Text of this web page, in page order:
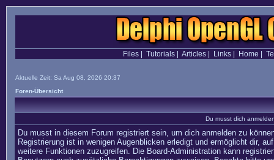
Files| Tutorials| Articles| Links| Home
Aktuelle Zeit: Sa Aug 08, 2026 20:37
Foren-Übersicht
Du musst dich
Du musst in diesem Forum registriert sein, um dich anmelden zu
Registrierung ist in wenigen Augenblicken erledigt und ermöglicht dir, auf
weitere Funktionen zuzugreifen. Die Board-Administration kann